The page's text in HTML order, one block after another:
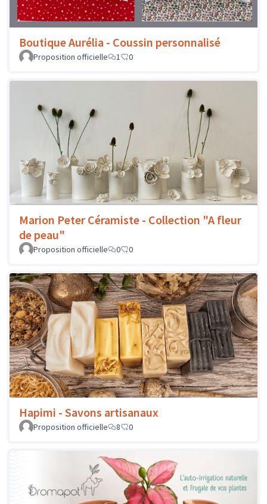
Boutique Aurélia - Coussin personnalisé
Proposition officielle 1 0
Marion Peter Céramiste - Collection "A fleur
de peau"
Proposition officielle 0 0
Hapimi - Savons artisanaux
Proposition officielle 8 0